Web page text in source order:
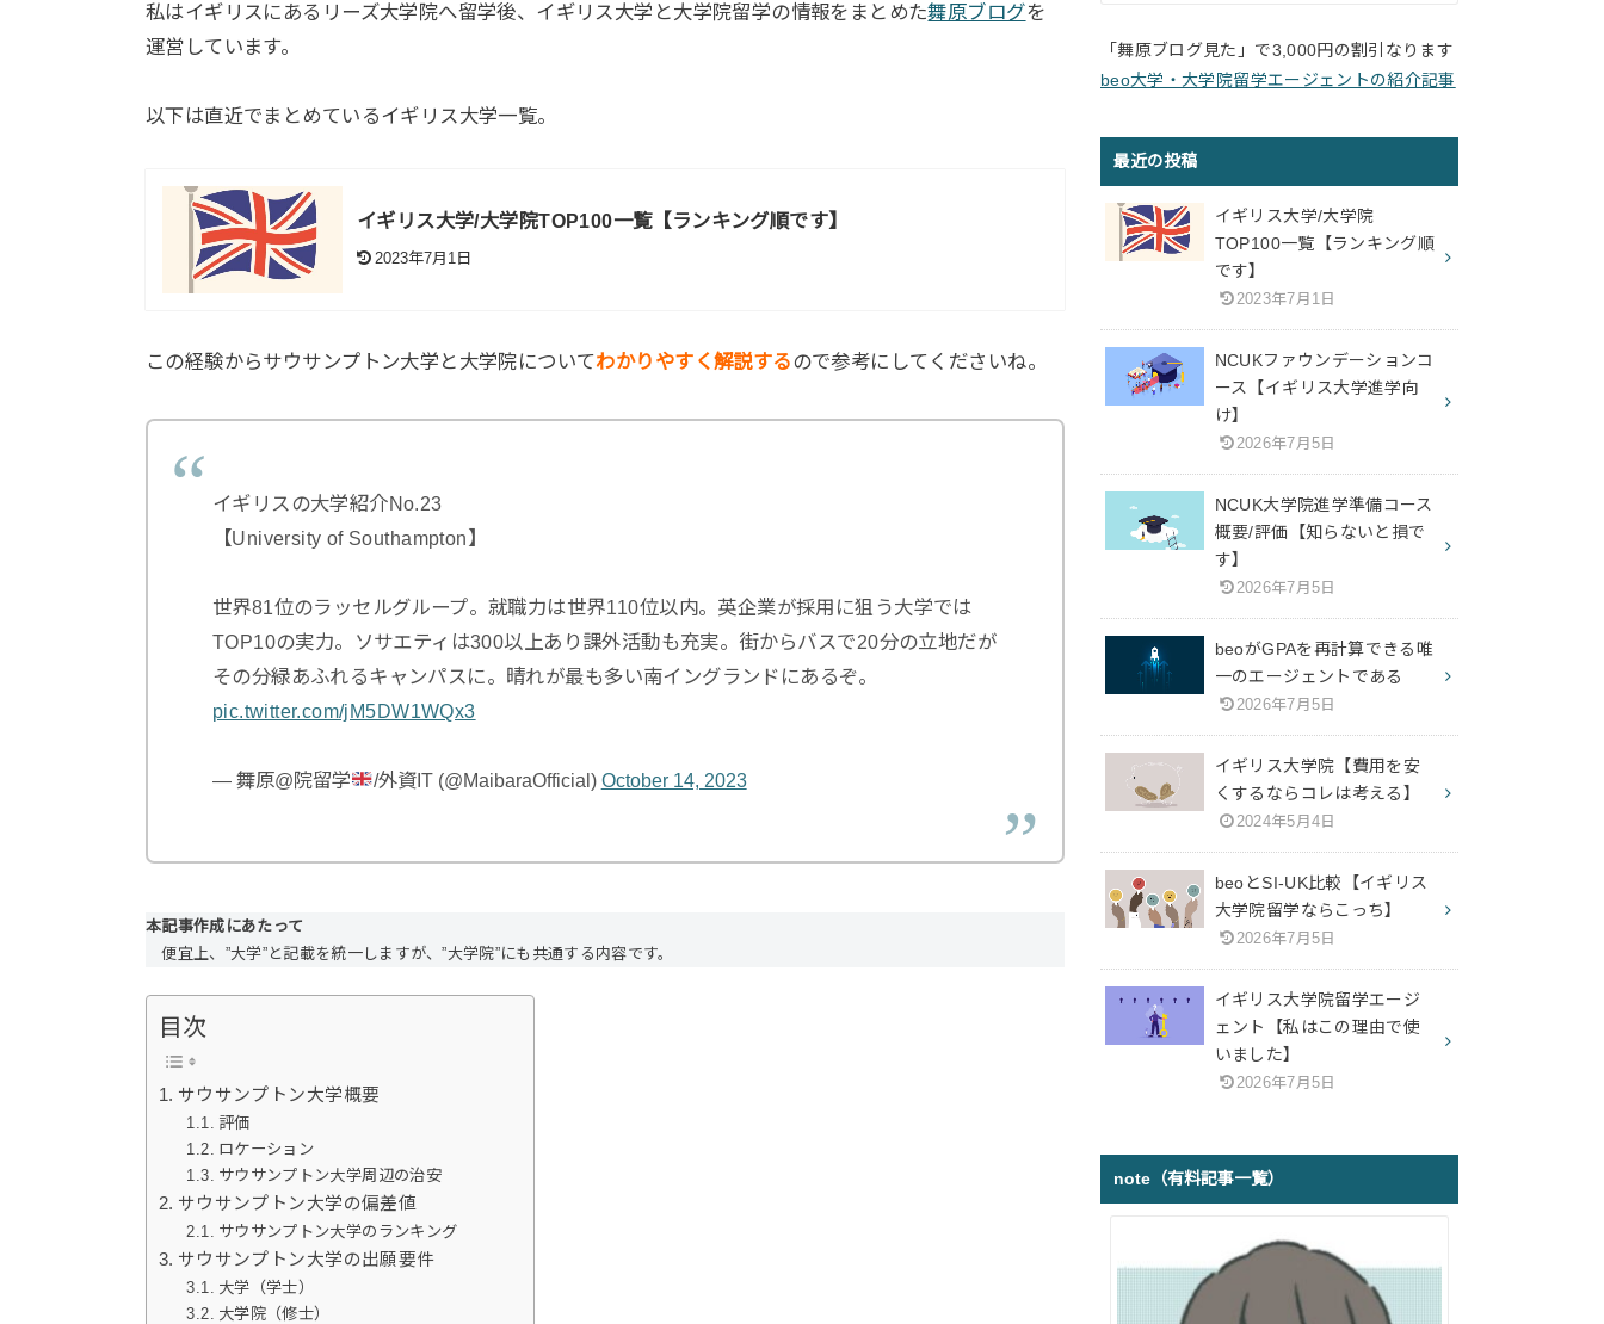
私はイギリスにあるリーズ大学院へ留学後、イギリス大学と大学院留学の情報をまとめた舞原ブログを
運営しています。
以下は直近でまとめているイギリス大学一覧。
イギリス大学/大学院TOP100一覧【ランキング順です】
2023年7月1日
この経験からサウサンプトン大学と大学院についてわかりやすく解説するので参考にしてくださいね。
イギリスの大学紹介No.23
【University of Southampton】
世界81位のラッセルグループ。就職力は世界110位以内。英企業が採用に狙う大学では
TOP10の実力。ソサエティは300以上あり課外活動も充実。街からバスで20分の立地だが
その分緑あふれるキャンパスに。晴れが最も多い南イングランドにあるぞ。
pic.twitter.com/jM5DW1WQx3
— 舞原@院留学 /外資IT (@MaibaraOfficial) October 14, 2023
本記事作成にあたって
便宜上、”大学”と記載を統一しますが、”大学院”にも共通する内容です。
目次
サウサンプトン大学概要
評価
ロケーション
サウサンプトン大学周辺の治安
サウサンプトン大学の偏差値
サウサンプトン大学のランキング
サウサンプトン大学の出願要件
大学（学士）
大学院（修士）
「舞原ブログ見た」で3,000円の割引なります
beo大学・大学院留学エージェントの紹介記事
最近の投稿
イギリス大学/大学院
TOP100一覧【ランキング順
です】
2023年7月1日
NCUKファウンデーションコ
ース【イギリス大学進学向
け】
2026年7月5日
NCUK大学院進学準備コース
概要/評価【知らないと損で
す】
2026年7月5日
beoがGPAを再計算できる唯
一のエージェントである
2026年7月5日
イギリス大学院【費用を安
くするならコレは考える】
2024年5月4日
beoとSI-UK比較【イギリス
大学院留学ならこっち】
2026年7月5日
イギリス大学院留学エージ
ェント【私はこの理由で使
いました】
2026年7月5日
note（有料記事一覧）